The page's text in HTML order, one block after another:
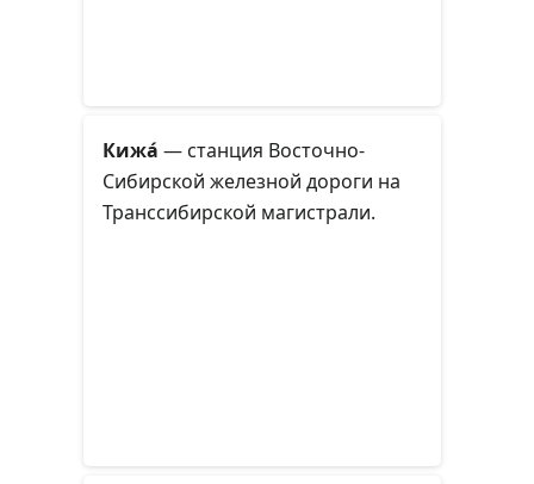
Кижа́ — станция Восточно-
Сибирской железной дороги на
Транссибирской магистрали.